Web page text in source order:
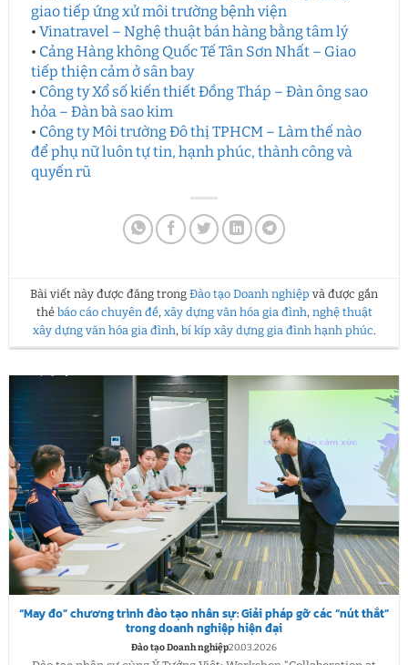
giao tiếp ứng xử môi trường bệnh viện
• Vinatravel – Nghệ thuật bán hàng bằng tâm lý
• Cảng Hàng không Quốc Tế Tân Sơn Nhất – Giao
tiếp thiện cảm ở sân bay
• Công ty Xổ số kiến thiết Đồng Tháp – Đàn ông sao
hỏa – Đàn bà sao kim
• Công ty Môi trường Đô thị TPHCM – Làm thế nào
để phụ nữ luôn tự tin, hạnh phúc, thành công và
quyến rũ
Bài viết này được đăng trong Đào tạo Doanh nghiệp và được gắn
thẻ báo cáo chuyên đề, xây dựng văn hóa gia đình, nghệ thuật
xây dựng văn hóa gia đình, bí kíp xây dựng gia đình hạnh phúc.
“May đo” chương trình đào tạo nhân sự: Giải pháp gỡ các “nút thắt”
trong doanh nghiệp hiện đại
Đào tạo Doanh nghiệp20.03.2026